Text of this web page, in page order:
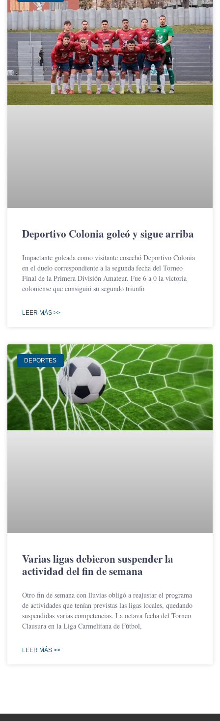
Deportivo Colonia goleó y sigue arriba
Impactante goleada como visitante cosechó Deportivo Colonia
en el duelo correspondiente a la segunda fecha del Torneo
Final de la Primera División Amateur. Fue 6 a 0 la victoria
coloniense que consiguió su segundo triunfo
LEER MÁS >>
DEPORTES
Varias ligas debieron suspender la
actividad del fin de semana
Otro fin de semana con lluvias obligó a reajustar el programa
de actividades que tenían previstas las ligas locales, quedando
suspendidas varias competencias. La octava fecha del Torneo
Clausura en la Liga Carmelitana de Fútbol,
LEER MÁS >>